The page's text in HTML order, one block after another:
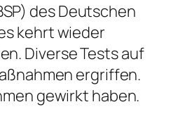
des Deutschen
kehrt wieder
Diverse Tests auf
ergriffen.
gewirkt haben.